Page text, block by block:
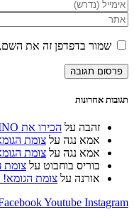
השם
שלך
או
שם
משתמש
כדי
את
כתובת
דואר
האלקטרוני
שלך
כדי
הזן
את
כתובת
האינטרנט
שלך
שמור בדפדפן זה את
תגובות אחרונות
זהבה על הכירו את ALOKINO – מרכז לטיפולי אסתטיקה
אמא נגה על צומת
אמא נגה על צומת
בוריס בוחבוט על צומת
אורנה על צומת
Youtube Instagram